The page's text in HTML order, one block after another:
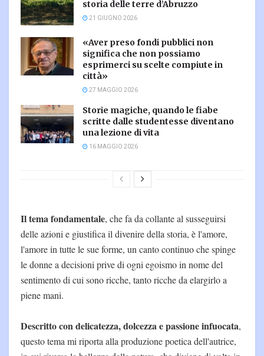
storia delle terre d’Abruzzo
21 GIUGNO 2026
«Aver preso fondi pubblici non
significa che non possiamo
esprimerci su scelte compiute in
città»
27 MAGGIO 2026
Storie magiche, quando le fiabe
scritte dalle studentesse diventano
una lezione di vita
16 MAGGIO 2026
Il tema fondamentale, che fa da collante al susseguirsi
delle azioni e giustifica il divenire della storia, è l'amore,
l'amore in tutte le sue forme, un canto continuo che spinge
le donne a decisioni prive di ogni egoismo in nome del
sentimento di cui sono ricche, tanto ricche da elargirlo a
piene mani.
Descritto con delicatezza, dolcezza e passione infuocata,
questo tema mi riporta alla produzione poetica dell'autrice,